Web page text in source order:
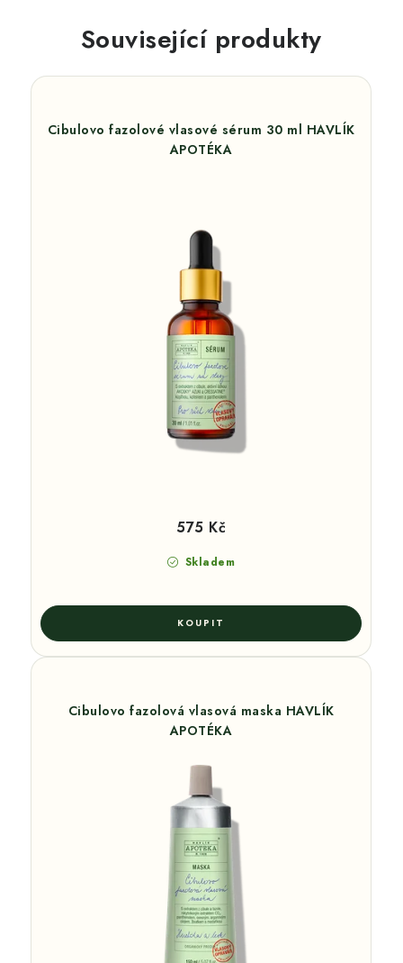
Související produkty
Cibulovo fazolové vlasové sérum 30 ml HAVLÍK
APOTÉKA
Skladem
575 Kč
Cibulovo fazolová vlasová maska HAVLÍK
APOTÉKA